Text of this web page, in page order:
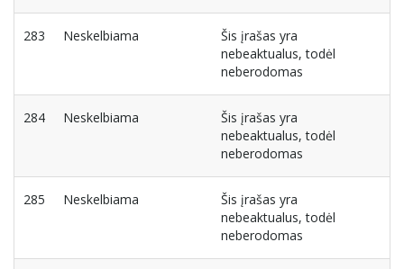
283 Neskelbiama
Šis įrašas yra
nebeaktualus, todėl
neberodomas
284 Neskelbiama
Šis įrašas yra
nebeaktualus, todėl
neberodomas
285 Neskelbiama
Šis įrašas yra
nebeaktualus, todėl
neberodomas